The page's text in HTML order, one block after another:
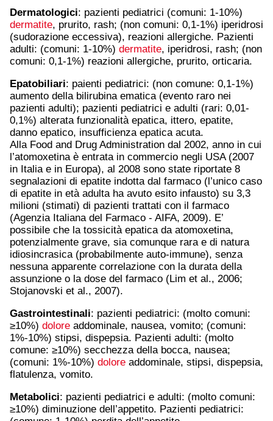
Dermatologici: pazienti pediatrici (comuni: 1-10%)
dermatite, prurito, rash; (non comuni: 0,1-1%) iperidrosi
(sudorazione eccessiva), reazioni allergiche. Pazienti
adulti: (comuni: 1-10%) dermatite, iperidrosi, rash; (non
comuni: 0,1-1%) reazioni allergiche, prurito, orticaria.
Epatobiliari: paienti pediatrici: (non comune: 0,1-1%)
aumento della bilirubina ematica (evento raro nei
pazienti adulti); pazienti pediatrici e adulti (rari: 0,01-
0,1%) alterata funzionalità epatica, ittero, epatite,
danno epatico, insufficienza epatica acuta.
Alla Food and Drug Administration dal 2002, anno in cui
l’atomoxetina è entrata in commercio negli USA (2007
in Italia e in Europa), al 2008 sono state riportate 8
segnalazioni di epatite indotta dal farmaco (l’unico caso
di epatite in età adulta ha avuto esito infausto) su 3,3
milioni (stimati) di pazienti trattati con il farmaco
(Agenzia Italiana del Farmaco - AIFA, 2009). E’
possibile che la tossicità epatica da atomoxetina,
potenzialmente grave, sia comunque rara e di natura
idiosincrasica (probabilmente auto-immune), senza
nessuna apparente correlazione con la durata della
assunzione o la dose del farmaco (Lim et al., 2006;
Stojanovski et al., 2007).
Gastrointestinali: pazienti pediatrici: (molto comuni:
≥10%) dolore addominale, nausea, vomito; (comuni:
1%-10%) stipsi, dispepsia. Pazienti adulti: (molto
comune: ≥10%) secchezza della bocca, nausea;
(comuni: 1%-10%) dolore addominale, stipsi, dispepsia,
flatulenza, vomito.
Metabolici: pazienti pediatrici e adulti: (molto comuni:
≥10%) diminuzione dell’appetito. Pazienti pediatrici: